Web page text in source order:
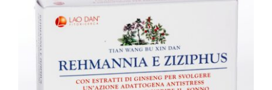
Laserpuntura
Cromoterapia
Fisioterapia